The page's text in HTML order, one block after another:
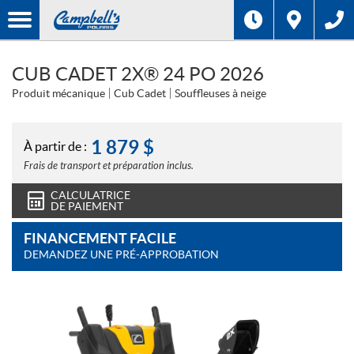
CUB CADET 2X® 24 PO 2026
Produit mécanique Cub Cadet Souffleuses à neige
À partir de : 1 879 $
Frais de transport et préparation inclus.
CALCULATRICE
DE PAIEMENT
FINANCEMENT FACILE
DEMANDEZ UNE PRÉ-APPROBATION